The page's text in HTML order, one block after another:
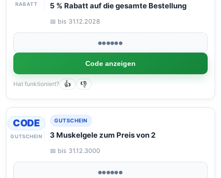
RABATT 5 % Rabatt auf die gesamte Bestellung
📅 bis 31.12.2028
●●●●●●
Code anzeigen
Hat funktioniert? 👍 👎
CODE
GUTSCHEIN
GUTSCHEIN
3 Muskelgele zum Preis von 2
📅 bis 31.12.3000
●●●●●●